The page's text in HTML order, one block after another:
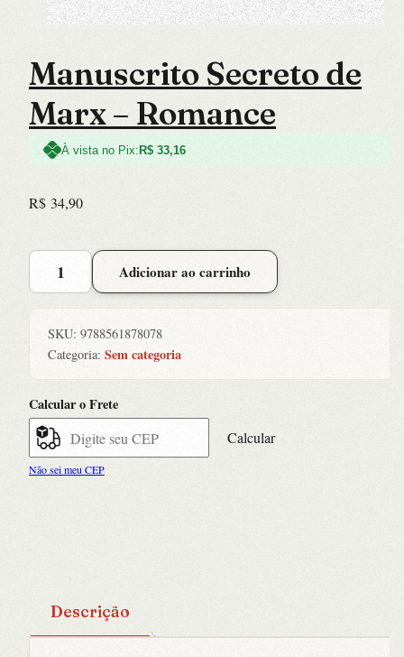
Manuscrito Secreto de
Marx – Romance
À vista no Pix:R$ 33,16
R$ 34,90
Manuscrito
Secreto
Marx
Romance
Adicionar ao carrinho
SKU: 9788561878078
Categoria: Sem categoria
Calcular o Frete
Calcular
Não sei meu CEP
Descrição